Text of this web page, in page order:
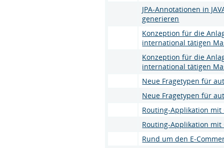
JPA-Annotationen in
generieren
Konzeption für die
international tätigen
Konzeption für die
international tätigen
Neue Fragetypen für
Neue Fragetypen für
Routing-Applikation mit
Routing-Applikation mit
Rund um den E-